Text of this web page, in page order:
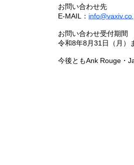
お問い合わせ先
E-MAIL：
お問い合わせ受付期間
令和8年8月31日（月）
今後ともAnk Rouge・